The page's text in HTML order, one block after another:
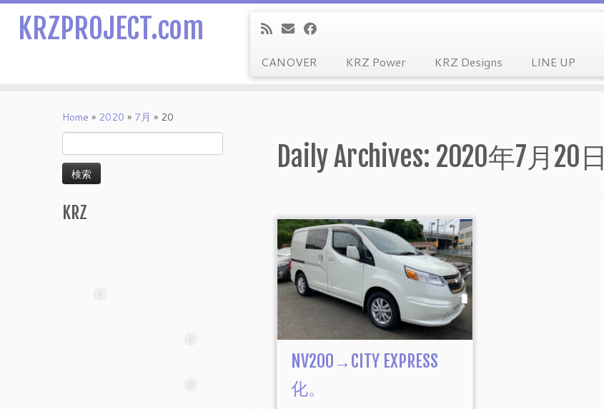
KRZPROJECT.com
CANOVER KRZ Power KRZ Designs LINE UP
Home » 2020 » 7月 » 20
索:
KRZ
Daily Archives: 2020年7月20日
NV200→CITY EXPRESS
化。